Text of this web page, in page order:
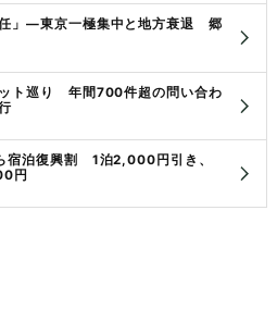
」―東京一極集中と地方衰退 郷
ト巡り 年間700件超の問い合わ
宿泊復興割 1泊2,000円引き、
円